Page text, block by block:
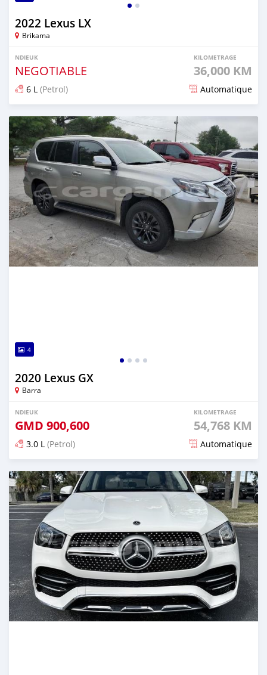
2022 Lexus LX
Brikama
NDIEUK
NEGOTIABLE
KILOMETRAGE
36,000 KM
6 L (Petrol) Automatique
Dougal na niou ko depuis 8 months
4
2020 Lexus GX
Barra
NDIEUK
GMD 900,600
KILOMETRAGE
54,768 KM
3.0 L (Petrol) Automatique
Dougal na niou ko depuis 9 months